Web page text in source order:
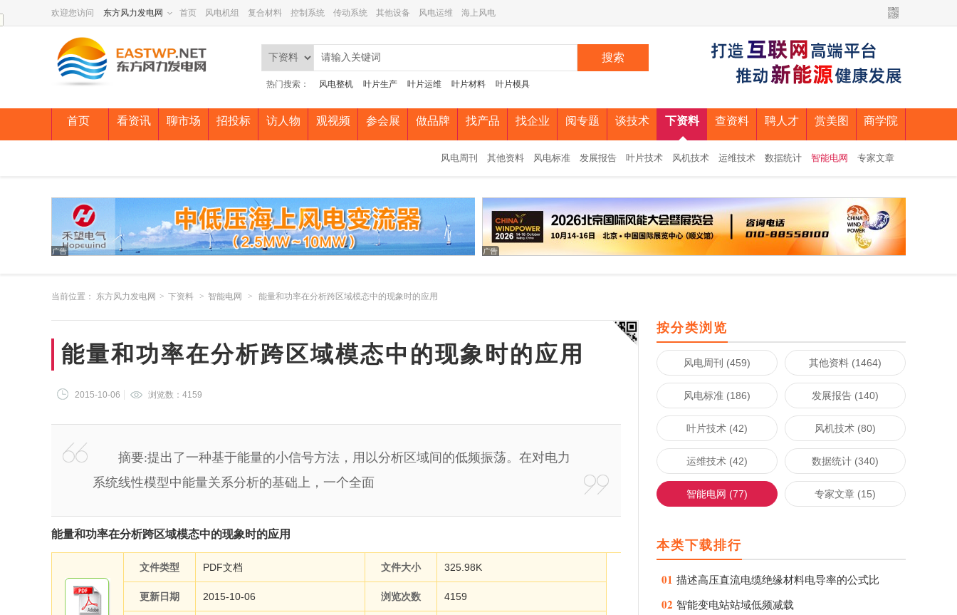
欢迎您访问 东方风力发电网 首页 风电机组 复合材料 控制系统 传动系统 其他设备 风电运维 海上风电
搜索
热门搜索： 风电整机 叶片生产 叶片运维 叶片材料 叶片模具
首页 看资讯 聊市场 招投标 访人物 观视频 参会展 做品牌 找产品 找企业 阅专题 谈技术 下资料 查资料 聘人才 赏美图 商学院
风电周刊 其他资料 风电标准 发展报告 叶片技术 风机技术 运维技术 数据统计 智能电网 专家文章
当前位置： 东方风力发电网 > 下资料 > 智能电网 > 能量和功率在分析跨区域模态中的现象时的应用
能量和功率在分析跨区域模态中的现象时的应用
2015-10-06 浏览数： 4159
摘要:提出了一种基于能量的小信号方法，用以分析区域间的低频振荡。在对电力
系统线性模型中能量关系分析的基础上，一个全面
能量和功率在分析跨区域模态中的现象时的应用
文件类型 PDF文档 文件大小 325.98K
更新日期 2015-10-06 浏览次数 4159
按分类浏览
风电周刊 (459) 其他资料 (1464)
风电标准 (186) 发展报告 (140)
叶片技术 (42) 风机技术 (80)
运维技术 (42) 数据统计 (340)
智能电网 (77) 专家文章 (15)
本类下载排行
01 描述高压直流电缆绝缘材料电导率的公式比
02 智能变电站站域低频减载